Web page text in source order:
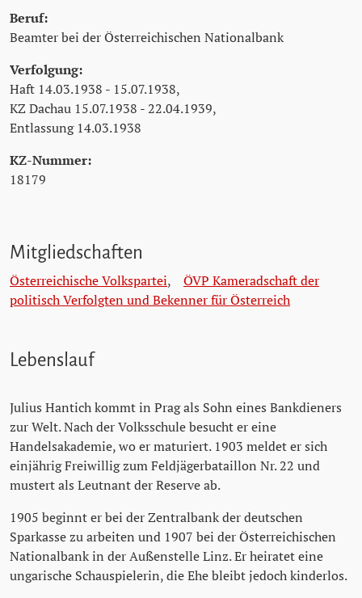
Beruf:
Beamter bei der Österreichischen Nationalbank
Verfolgung:
Haft 14.03.1938 - 15.07.1938,
KZ Dachau 15.07.1938 - 22.04.1939,
Entlassung 14.03.1938
KZ-Nummer:
18179
Mitgliedschaften
Österreichische Volkspartei, ÖVP Kameradschaft der
politisch Verfolgten und Bekenner für Österreich
Lebenslauf
Julius Hantich kommt in Prag als Sohn eines Bankdieners
zur Welt. Nach der Volksschule besucht er eine
Handelsakademie, wo er maturiert. 1903 meldet er sich
einjährig Freiwillig zum Feldjägerbataillon Nr. 22 und
mustert als Leutnant der Reserve ab.
1905 beginnt er bei der Zentralbank der deutschen
Sparkasse zu arbeiten und 1907 bei der Österreichischen
Nationalbank in der Außenstelle Linz. Er heiratet eine
ungarische Schauspielerin, die Ehe bleibt jedoch kinderlos.